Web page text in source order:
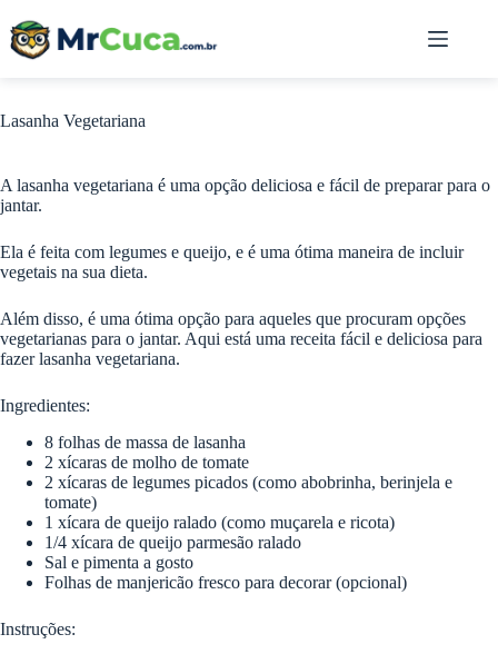
para
Lasanha Vegetariana
A lasanha vegetariana é uma opção deliciosa e fácil de preparar para o
jantar.
Ela é feita com legumes e queijo, e é uma ótima maneira de incluir
vegetais na sua dieta.
Além disso, é uma ótima opção para aqueles que procuram opções
vegetarianas para o jantar. Aqui está uma receita fácil e deliciosa para
fazer lasanha vegetariana.
Ingredientes:
8 folhas de massa de lasanha
2 xícaras de molho de tomate
2 xícaras de legumes picados (como abobrinha, berinjela e
tomate)
1 xícara de queijo ralado (como muçarela e ricota)
1/4 xícara de queijo parmesão ralado
Sal e pimenta a gosto
Folhas de manjericão fresco para decorar (opcional)
Instruções: